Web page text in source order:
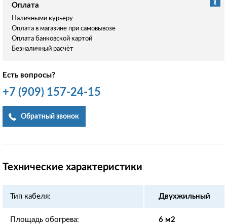
Оплата
Наличными курьеру
Оплата в магазине при самовывозе
Оплата банковской картой
Безналичный расчёт
Есть вопросы?
+7 (909) 157-24-15
Обратный звонок
Технические характеристики
Тип кабеля: Двухжильный
Площадь обогрева: 6 м2